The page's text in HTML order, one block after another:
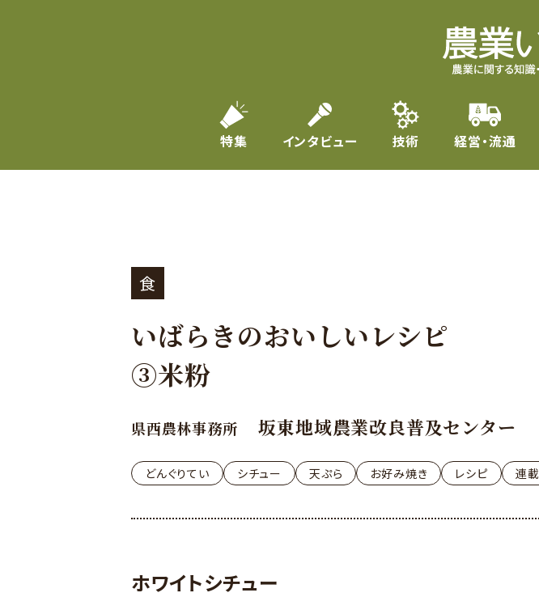
特集 インタビュー 技術 経営・流通
食
いばらきのおいしいレシピ
③米粉
県西農林事務所 坂東地域農業改良普及センター
どんぐりてい シチュー 天ぷら お好み焼き レシピ 連載
ホワイトシチュー